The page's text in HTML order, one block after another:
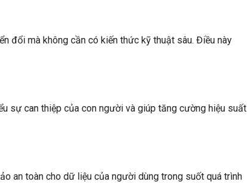
đổi mà không cần có kiến thức kỹ thuật sâu. Điều này
sự can thiệp của con người và giúp tăng cường hiệu suất
an toàn cho dữ liệu của người dùng trong suốt quá trình